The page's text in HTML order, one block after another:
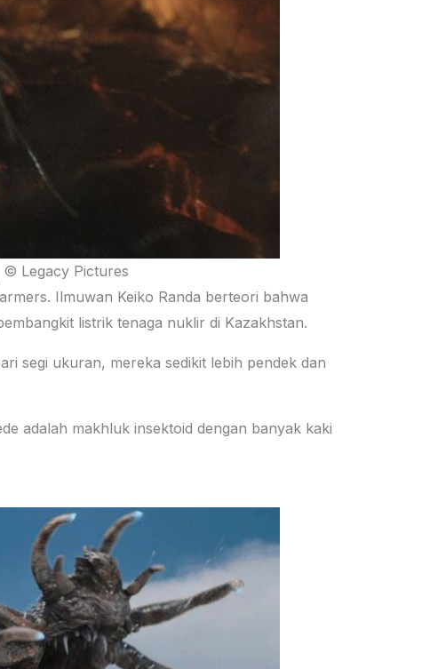
Legacy Pictures
Ilmuwan Keiko Randa berteori bahwa
listrik tenaga nuklir di Kazakhstan.
segi ukuran, mereka sedikit lebih pendek dan
adalah makhluk insektoid dengan banyak kaki